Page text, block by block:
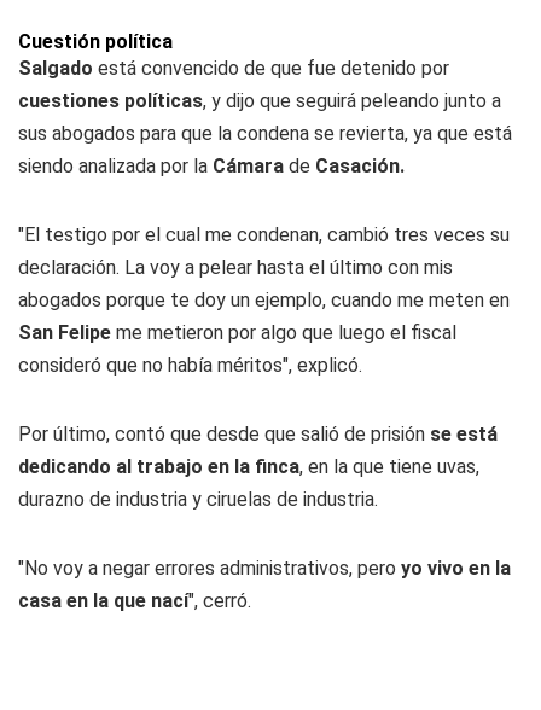
Cuestión política
Salgado está convencido de que fue detenido por
cuestiones políticas, y dijo que seguirá peleando junto a
sus abogados para que la condena se revierta, ya que está
siendo analizada por la Cámara de Casación.
"El testigo por el cual me condenan, cambió tres veces su
declaración. La voy a pelear hasta el último con mis
abogados porque te doy un ejemplo, cuando me meten en
San Felipe me metieron por algo que luego el fiscal
consideró que no había méritos", explicó.
Por último, contó que desde que salió de prisión se está
dedicando al trabajo en la finca, en la que tiene uvas,
durazno de industria y ciruelas de industria.
"No voy a negar errores administrativos, pero yo vivo en la
casa en la que nací", cerró.